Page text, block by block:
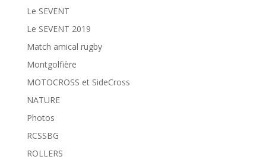
Le SEVENT
Le SEVENT 2019
Match amical rugby
Montgolfière
MOTOCROSS et SideCross
NATURE
Photos
RCSSBG
ROLLERS